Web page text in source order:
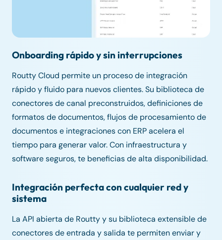
Onboarding rápido y sin interrupciones
Routty Cloud permite un proceso de integración
rápido y fluido para nuevos clientes. Su biblioteca de
conectores de canal preconstruidos, definiciones de
formatos de documentos, flujos de procesamiento de
documentos e integraciones con ERP acelera el
tiempo para generar valor. Con infraestructura y
software seguros, te beneficias de alta disponibilidad.
Integración perfecta con cualquier red y
sistema
La API abierta de Routty y su biblioteca extensible de
conectores de entrada y salida te permiten enviar y